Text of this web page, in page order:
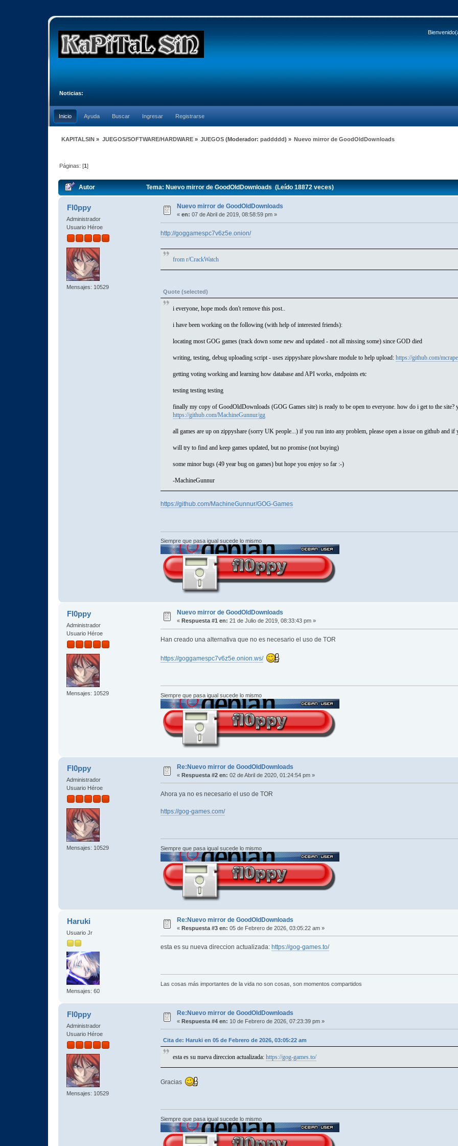
Noticias:
Inicio Ayuda Buscar Ingresar Registrarse
KAPITALSIN » JUEGOS/SOFTWARE/HARDWARE» JUEGOS (Moderador:paddddd) » Nuevo mirror de GoodOldDownloads
Páginas: [1]
Autor Tema: Nuevo mirror de GoodOldDownloads (Leído 18872 veces)
Fl0ppy
Administrador
Usuario Héroe
Mensajes: 10529
Nuevo mirror de GoodOldDownloads
«en: 07 de Abril de 2019, 08:58:59 pm »
http://goggamespc7v6z5e.onion/
from r/CrackWatch
Quote (selected)
i everyone, hope mods don't remove this post..
i have been working on the following (with help of interested friends):
locating most GOG games (track down some new and updated - not all missing some) since GOD died
writing, testing, debug uploading script - uses zippyshare plowshare module to help upload: https://github.com/
getting voting working and learning how database and API works, endpoints etc
testing testing testing
finally my copy of GoodOldDownloads (GOG Games site) is ready to be open to everyone. how do i get to the site?
https://github.com/MachineGunnur/gg
all games are up on zippyshare (sorry UK people...) if you run into any problem, please open a issue on github and if
will try to find and keep games updated, but no promise (not buying)
some minor bugs (49 year bug on games) but hope you enjoy so far :-)
-MachineGunnur
https://github.com/MachineGunnur/GOG-Games
Siempre que pasa igual sucede lo mismo
Fl0ppy
Administrador
Usuario Héroe
Mensajes: 10529
Nuevo mirror de GoodOldDownloads
«Respuesta #1 en: 21 de Julio de 2019, 08:33:43 pm »
Han creado una alternativa que no es necesario el uso de TOR
https://goggamespc7v6z5e.onion.ws/
Siempre que pasa igual sucede lo mismo
Fl0ppy
Administrador
Usuario Héroe
Mensajes: 10529
Re:Nuevo mirror de GoodOldDownloads
«Respuesta #2 en: 02 de Abril de 2020, 01:24:54 pm »
Ahora ya no es necesario el uso de TOR
https://gog-games.com/
Siempre que pasa igual sucede lo mismo
Haruki
Usuario Jr
Mensajes: 60
Re:Nuevo mirror de GoodOldDownloads
«Respuesta #3 en: 05 de Febrero de 2026, 03:05:22 am »
esta es su nueva direccion actualizada: https://gog-games.to/
Las cosas más importantes de la vida no son cosas, son momentos compartidos
Fl0ppy
Administrador
Usuario Héroe
Mensajes: 10529
Re:Nuevo mirror de GoodOldDownloads
«Respuesta #4 en: 10 de Febrero de 2026, 07:23:39 pm »
Cita de: Haruki en 05 de Febrero de 2026, 03:05:22 am
esta es su nueva direccion actualizada: https://gog-games.to/
Gracias
Siempre que pasa igual sucede lo mismo